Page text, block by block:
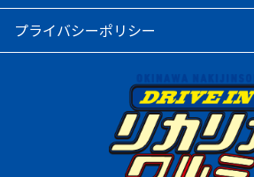
プライバシーポリシー